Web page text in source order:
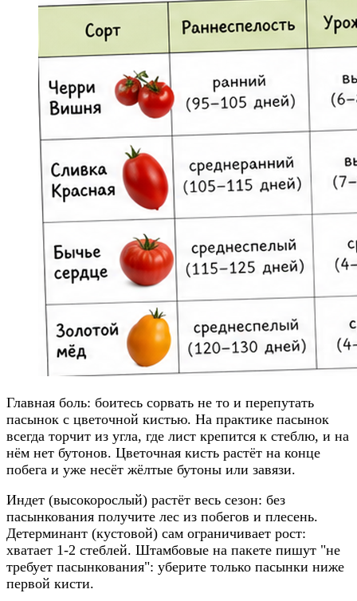
Главная боль: боитесь сорвать не то и перепутать
пасынок с цветочной кистью. На практике пасынок
всегда торчит из угла, где лист крепится к стеблю, и на
нём нет бутонов. Цветочная кисть растёт на конце
побега и уже несёт жёлтые бутоны или завязи.
Индет (высокорослый) растёт весь сезон: без
пасынкования получите лес из побегов и плесень.
Детерминант (кустовой) сам ограничивает рост:
хватает 1-2 стеблей. Штамбовые на пакете пишут "не
требует пасынкования": уберите только пасынки ниже
первой кисти.